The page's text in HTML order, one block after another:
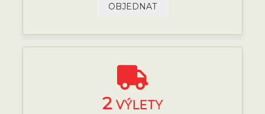
OBJEDNAT
2 VÝLETY